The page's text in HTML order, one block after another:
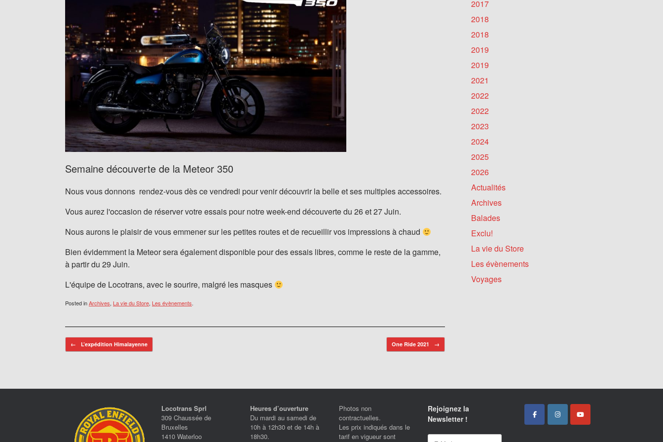
Semaine découverte de la Meteor 350
Nous vous donnons rendez-vous dès ce vendredi pour venir découvrir la belle et ses multiples accessoires.
Vous aurez l'occasion de réserver votre essais pour notre week-end découverte du 26 et 27 Juin.
Nous aurons le plaisir de vous emmener sur les petites routes et de recueillir vos impressions à chaud
Bien évidemment la Meteor sera également disponible pour des essais libres, comme le reste de la gamme,
à partir du 29 Juin.
L'équipe de Locotrans, avec le sourire, malgré les masques
Posted inArchives, La vie du Store, Les évènements.
Post navigation
← L’expédition Himalayenne One Ride 2021 →
2017
2018
2018
2019
2019
2021
2022
2022
2023
2024
2025
2026
Actualités
Archives
Balades
Exclu!
La vie du Store
Les évènements
Voyages
Locotrans Sprl
309 Chaussée de
Bruxelles
1410 Waterloo
Heures d’ouverture
Du mardi au samedi de
10h à 12h30 et de 14h à
18h30.
Photos non
contractuelles.
Les prix indiqués dans le
tarif en vigueur sont
Rejoignez la
Newsletter !